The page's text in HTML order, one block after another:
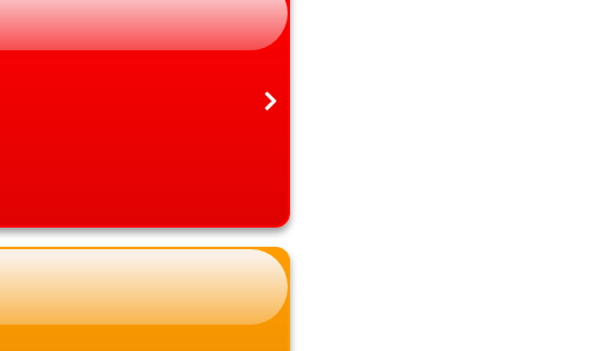
愛知県
沖縄県